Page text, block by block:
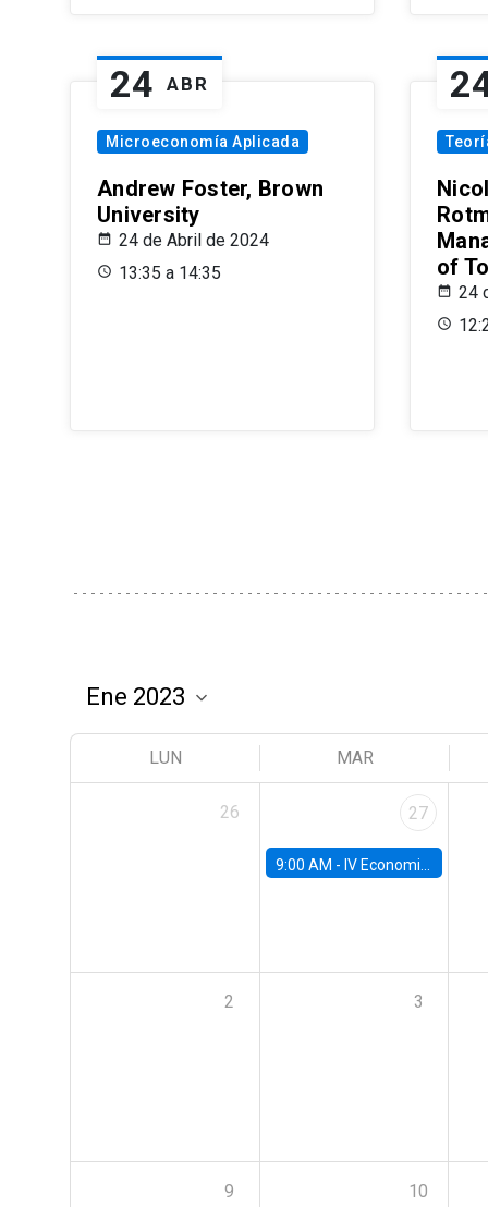
24 ABR
Microeconomía Aplicada
Andrew Foster, Brown
University
24 de Abril de 2024
13:35 a 14:35
of
24
LUN MAR
26 27
9:00 AM - IV Economics Alumni Workshop
2 3
9 10